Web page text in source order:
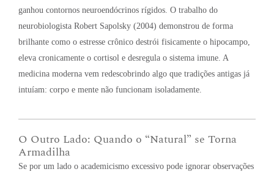
ganhou contornos neuroendócrinos rígidos. O trabalho do
neurobiologista Robert Sapolsky (2004) demonstrou de forma
brilhante como o estresse crônico destrói fisicamente o hipocampo,
eleva cronicamente o cortisol e desregula o sistema imune. A
medicina moderna vem redescobrindo algo que tradições antigas já
intuíam: corpo e mente não funcionam isoladamente.
O Outro Lado: Quando o “Natural” se Torna
Armadilha
Se por um lado o academicismo excessivo pode ignorar observações